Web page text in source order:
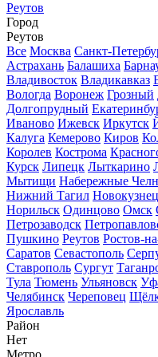
Реутов
Город
Реутов
Все Москва Санкт-
Астрахань Балашиха
Владивосток Владикавказ
Вологда Воронеж Грозный
Долгопрудный
Иваново Ижевск Иркутск
Калуга Кемерово Киров
Королев Кострома
Курск Липецк Лыткарино
Мытищи Набережные
Нижний Тагил
Норильск Одинцово Омск
Петрозаводск
Пушкино Реутов Ростов-
Саратов Севастополь
Ставрополь Сургут
Тула Тюмень Ульяновск
Челябинск Череповец
Ярославль
Район
Нет
Метро